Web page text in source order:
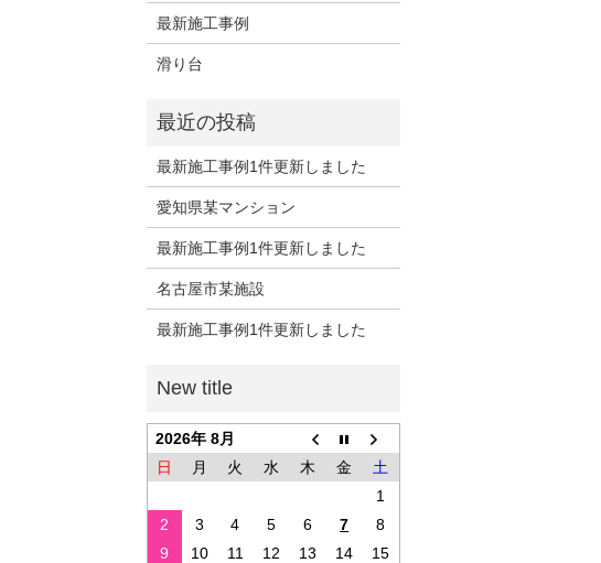
最新施工事例
滑り台
最新施工事例1件更新しました
愛知県某マンション
最新施工事例1件更新しました
名古屋市某施設
最新施工事例1件更新しました
2026年 8月
日
月 火 水 木 金
土
1
2
3 4 5 6 7
8
9
10 11 12 13 14
15